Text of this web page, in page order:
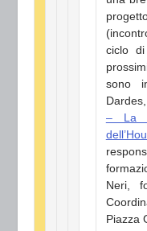
ciclo
sono
– La
Neri,
Piazza